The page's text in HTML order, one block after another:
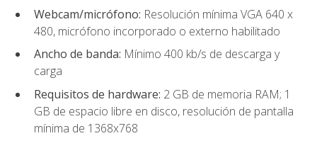
Webcam/micrófono: Resolución mínima VGA 640 x
480, micrófono incorporado o externo habilitado
Ancho de banda: Mínimo 400 kb/s de descarga y
carga
Requisitos de hardware: 2 GB de memoria RAM; 1
GB de espacio libre en disco, resolución de pantalla
mínima de 1368x768